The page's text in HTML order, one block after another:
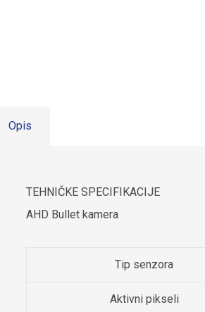
Opis
TEHNIČKE SPECIFIKACIJE
AHD Bullet kamera
Tip senzora
Aktivni pikseli